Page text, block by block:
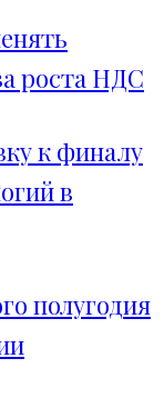
роста НДС
к финалу
в
полугодия